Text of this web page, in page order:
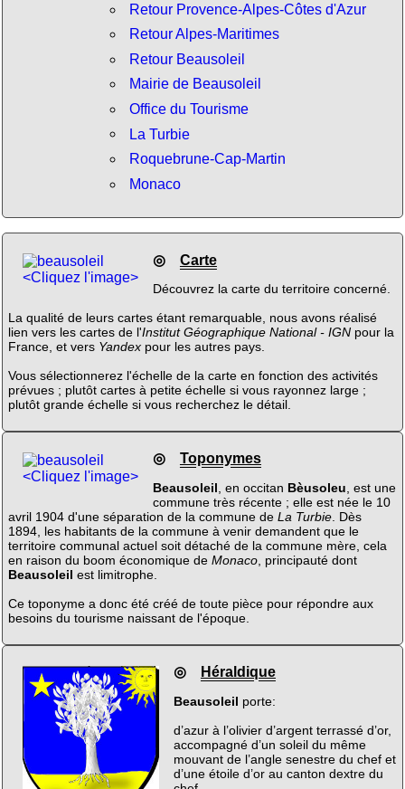
Retour Provence-Alpes-Côtes d'Azur
Retour Alpes-Maritimes
Retour Beausoleil
Mairie de Beausoleil
Office du Tourisme
La Turbie
Roquebrune-Cap-Martin
Monaco
<Cliquez l'image>
◎ Carte
Découvrez la carte du territoire concerné.
La qualité de leurs cartes étant remarquable, nous avons réalisé
lien vers les cartes de l'Institut Géographique National - IGNpour la
France, et vers Yandexpour les autres pays.
Vous sélectionnerez l'échelle de la carte en fonction des activités
prévues ; plutôt cartes à petite échelle si vous rayonnez large ;
plutôt grande échelle si vous recherchez le détail.
<Cliquez l'image>
◎ Toponymes
Beausoleil , en occitan Bèusoleu , est une
commune très récente ; elle est née le 10
avril 1904 d'une séparation de la commune de La Turbie. Dès
1894, les habitants de la commune à venir demandent que le
territoire communal actuel soit détaché de la commune mère, cela
en raison du boom économique de Monaco, principauté dont
Beausoleil est limitrophe.
Ce toponyme a donc été créé de toute pièce pour répondre aux
besoins du tourisme naissant de l'époque.
◎ Héraldique
Beausoleil porte:
d’azur à l’olivier d’argent terrassé d’or,
accompagné d’un soleil du même
mouvant de l’angle senestre du chef et
d’une étoile d’or au canton dextre du